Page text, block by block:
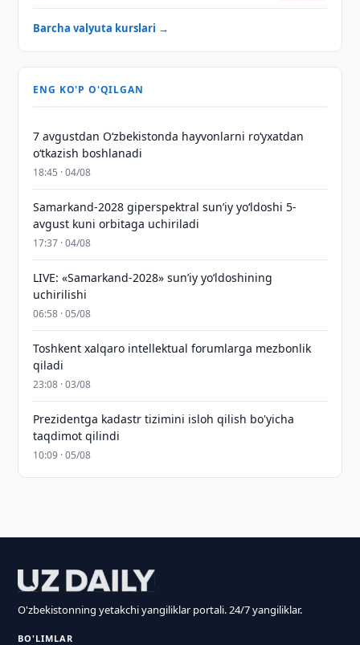
Barcha valyuta kurslari →
ENG KO'P O'QILGAN
7 avgustdan O‘zbekistonda hayvonlarni ro‘yxatdan
o‘tkazish boshlanadi
18:45 · 04/08
Samarkand-2028 giperspektral sun’iy yo‘ldoshi 5-
avgust kuni orbitaga uchiriladi
17:37 · 04/08
LIVE: «Samarkand-2028» sun’iy yo‘ldoshining
uchirilishi
06:58 · 05/08
Toshkent xalqaro intellektual forumlarga mezbonlik
qiladi
23:08 · 03/08
Prezidentga kadastr tizimini isloh qilish bo'yicha
taqdimot qilindi
10:09 · 05/08
O'zbekistonning yetakchi yangiliklar portali. 24/7 yangiliklar.
BO'LIMLAR